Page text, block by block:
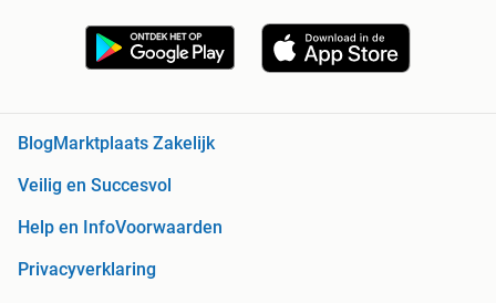
BlogMarktplaats Zakelijk
Veilig en Succesvol
Help en InfoVoorwaarden
Privacyverklaring